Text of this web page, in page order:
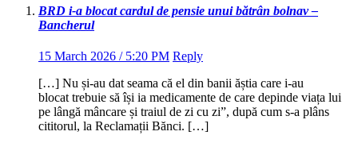
BRD i-a blocat cardul de pensie unui bătrân bolnav –
Bancherul
15 March 2026 / 5:20 PM Reply
[…] Nu și-au dat seama că el din banii ăștia care i-au
blocat trebuie să își ia medicamente de care depinde viața lui
pe lângă mâncare și traiul de zi cu zi”, după cum s-a plâns
cititorul, la Reclamații Bănci. […]